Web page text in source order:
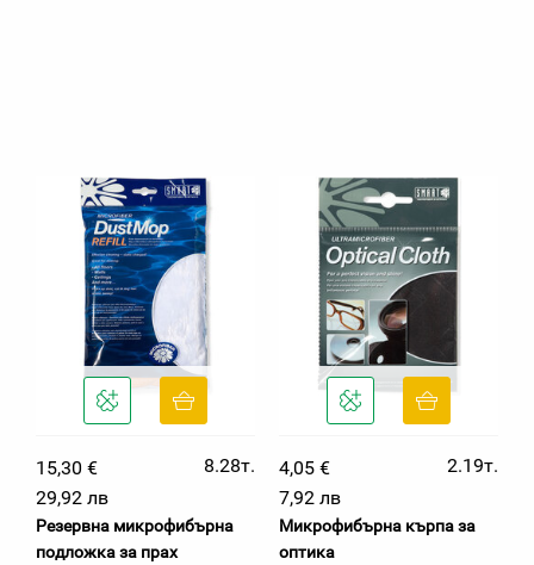
15,30 €
8.28т.
29,92 лв
Резервна микрофибърна
подложка за прах
4,05 €
2.19т.
7,92 лв
Микрофибърна кърпа за
оптика